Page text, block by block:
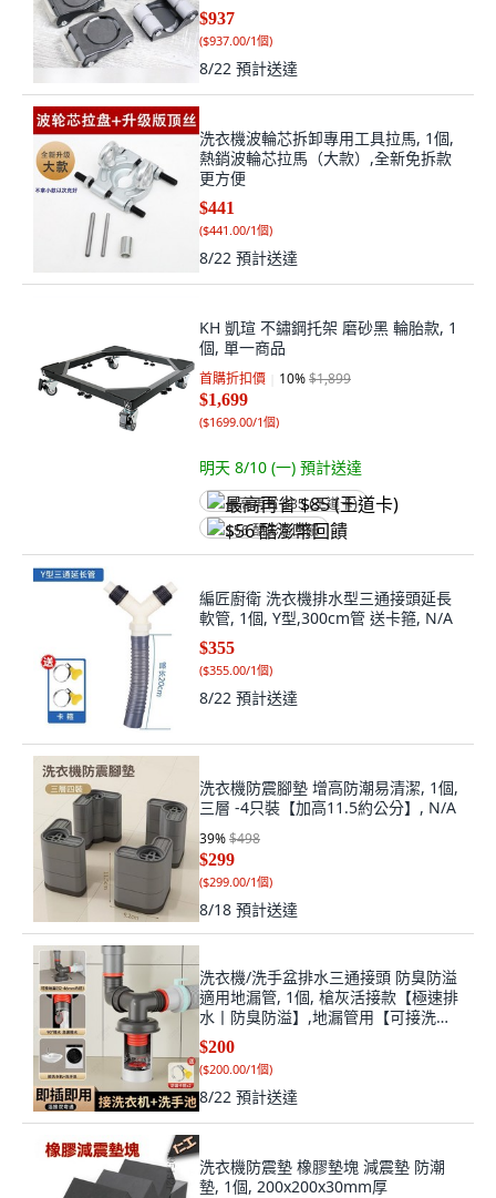
$937
($937.00/1個)
8/22 預計送達
洗衣機波輪芯拆卸專用工具拉馬, 1個,
熱銷波輪芯拉馬（大款）,全新免拆款
更方便
$441
($441.00/1個)
8/22 預計送達
KH 凱瑄 不鏽鋼托架 磨砂黑 輪胎款, 1
個, 單一商品
首購折扣價 10%$1,899
$1,699
($1699.00/1個)
明天 8/10 (一) 預計送達
最高再省 $85 (王道卡)
$56 酷澎幣回饋
編匠廚衛 洗衣機排水型三通接頭延長
軟管, 1個, Y型,300cm管 送卡箍, N/A
$355
($355.00/1個)
8/22 預計送達
洗衣機防震腳墊 增高防潮易清潔, 1個,
三層 -4只裝【加高11.5約公分】, N/A
39%$498
$299
($299.00/1個)
8/18 預計送達
洗衣機/洗手盆排水三通接頭 防臭防溢
適用地漏管, 1個, 槍灰活接款【極速排
水丨防臭防溢】,地漏管用【可接洗衣
機/洗手盆丨同時排水】
$200
($200.00/1個)
8/22 預計送達
洗衣機防震墊 橡膠墊塊 減震墊 防潮
墊, 1個, 200x200x30mm厚